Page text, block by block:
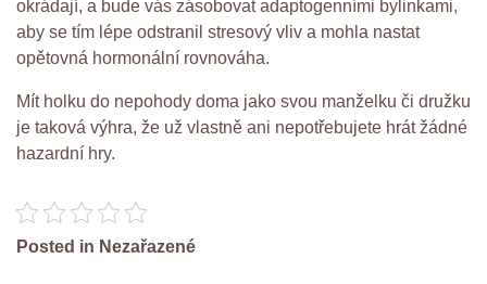
okrádají, a bude vás zásobovat adaptogenními bylinkami,
aby se tím lépe odstranil stresový vliv a mohla nastat
opětovná hormonální rovnováha.
Mít holku do nepohody doma jako svou manželku či družku
je taková výhra, že už vlastně ani nepotřebujete hrát žádné
hazardní hry.
Posted in Nezařazené